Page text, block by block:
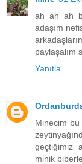
ah ah ah
adaşım
paylaşalım
Yanıtla
Minecim bu
geçtiğimiz
minik